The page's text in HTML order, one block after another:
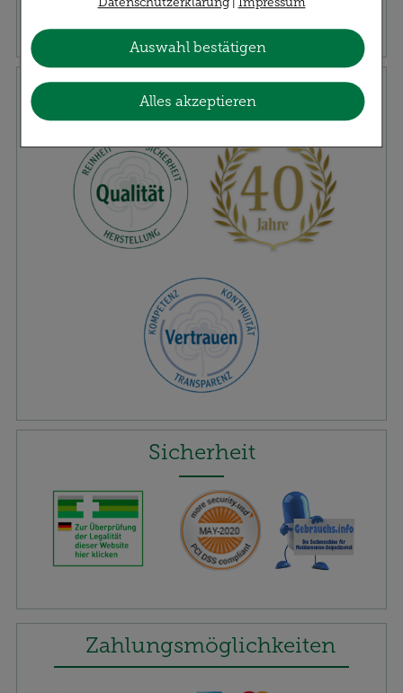
auf diese nicht verzichtet werden kann.
sich Informationen über die Art und Weise der
Nutzung unserer Website sammeln, mit deren
Hilfe wir unsere Website weiter für Sie
optimieren können, den Inhalt auf unserer
Website aber auch die Werbung auf Drittseiten
möglichst relevant für Sie zu gestalten. Bitte
beachten Sie, dass Daten hierfür teilweise an
übertragen werden.
Auswahl bestätigen
Alles akzeptieren
Abholung Versand
Klösterl-Versprechen
Sicherheit
Zahlungsmöglichkeiten